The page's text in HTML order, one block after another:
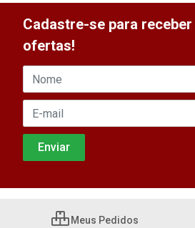
Cadastre-se para
ofertas!
Meus Pedidos